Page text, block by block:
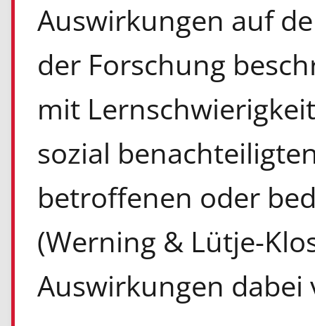
Auswirkungen auf
der Forschung
mit
sozial
betroffenen oder
(Werning & Lütje-
Auswirkungen